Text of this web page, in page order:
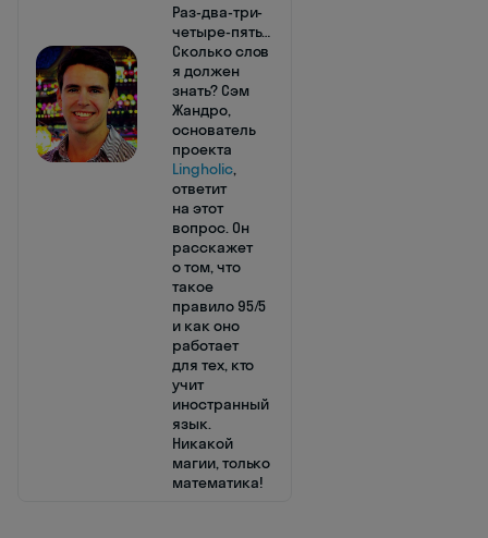
Раз-два-три-
четыре-пять…
Сколько слов
я должен
знать? Сэм
Жандро,
основатель
проекта
Lingholic,
ответит
на этот
вопрос. Он
расскажет
о том, что
такое
правило 95/5
и как оно
работает
для тех, кто
учит
иностранный
язык.
Никакой
магии, только
математика!